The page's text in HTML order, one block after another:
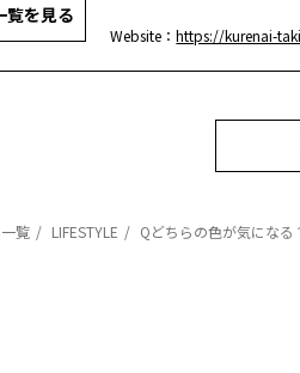
覧を見る
Website：https://kurenai-
覧 LIFESTYLE Qどちらの色が気にな